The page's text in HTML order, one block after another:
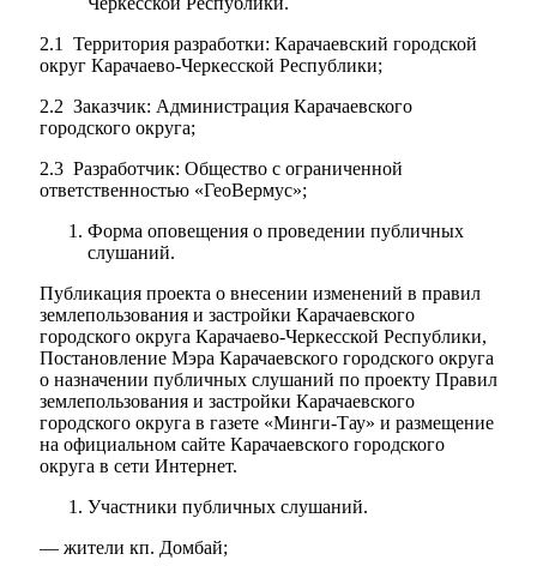
2.1 Территория разработки: Карачаевский городской
округ Карачаево-Черкесской Республики;
2.2 Заказчик: Администрация Карачаевского
городского округа;
2.3 Разработчик: Общество с ограниченной
ответственностью «ГеоВермус»;
Форма оповещения о проведении публичных
слушаний.
Публикация проекта о внесении изменений в правил
землепользования и застройки Карачаевского
городского округа Карачаево-Черкесской Республики,
Постановление Мэра Карачаевского городского округа
о назначении публичных слушаний по проекту Правил
землепользования и застройки Карачаевского
городского округа в газете «Минги-Тау» и размещение
на официальном сайте Карачаевского городского
округа в сети Интернет.
Участники публичных слушаний.
— жители кп. Домбай;